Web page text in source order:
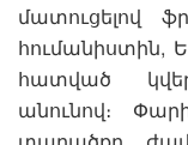
մատուցելով
հումանիստին,
հատված
անունով։